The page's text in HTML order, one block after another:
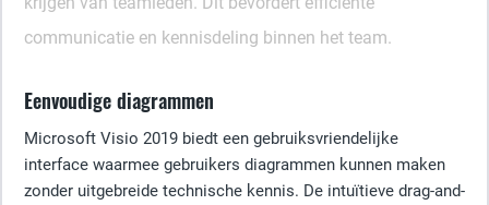
communicatie en kennisdeling binnen het team.
Eenvoudige diagrammen
Microsoft Visio 2019 biedt een gebruiksvriendelijke
interface waarmee gebruikers diagrammen kunnen maken
zonder uitgebreide technische kennis. De intuïtieve drag-and-